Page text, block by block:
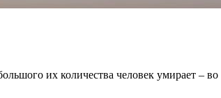
их количества человек умирает –